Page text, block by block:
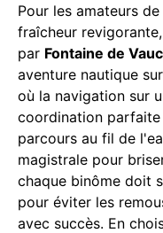
Pour les amateurs
fraîcheur
par Fontaine de
aventure nautique
où la navigation sur
coordination
parcours au fil de
magistrale pour
chaque binôme doit
pour éviter les
avec succès. En